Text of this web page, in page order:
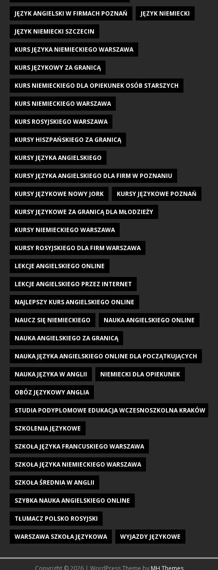
JĘZYK ANGIELSKI W FIRMACH POZNAŃ JĘZYK NIEMIECKI
JĘZYK NIEMIECKI SZCZECIN
KURS JĘZYKA NIEMIECKIEGO WARSZAWA
KURS JĘZYKOWY ZA GRANICĄ
KURS NIEMIECKIEGO DLA OPIEKUNEK OSÓB STARSZYCH
KURS NIEMIECKIEGO WARSZAWA
KURS ROSYJSKIEGO WARSZAWA
KURSY HISZPAŃSKIEGO ZA GRANICĄ
KURSY JĘZYKA ANGIELSKIEGO
KURSY JĘZYKA ANGIELSKIEGO DLA FIRM W POZNANIU
KURSY JĘZYKOWE NOWY JORK KURSY JĘZYKOWE POZNAŃ
KURSY JĘZYKOWE ZA GRANICĄ DLA MŁODZIEŻY
KURSY NIEMIECKIEGO WARSZAWA
KURSY ROSYJSKIEGO DLA FIRM WARSZAWA
LEKCJE ANGIELSKIEGO ONLINE
LEKCJE ANGIELSKIEGO PRZEZ INTERNET
NAJLEPSZY KURS ANGIELSKIEGO ONLINE
NAUCZ SIĘ NIEMIECKIEGO NAUKA ANGIELSKIEGO ONLINE
NAUKA ANGIELSKIEGO ZA GRANICĄ
NAUKA JĘZYKA ANGIELSKIEGO ONLINE DLA POCZĄTKUJĄCYCH
NAUKA JĘZYKA W ANGLII NIEMIECKI DLA OPIEKUNEK
OBÓZ JĘZYKOWY ANGLIA
STUDIA PODYPLOMOWE EDUKACJA WCZESNOSZKOLNA KRAKÓW
SZKOLENIA JĘZYKOWE
SZKOŁA JĘZYKA FRANCUSKIEGO WARSZAWA
SZKOŁA JĘZYKA NIEMIECKIEGO WARSZAWA
SZKOŁA ŚREDNIA W ANGLII
SZYBKA NAUKA ANGIELSKIEGO ONLINE
TŁUMACZ POLSKO ROSYJSKI
WARSZAWA SZKOŁA JĘZYKOWA WYJAZDY JĘZYKOWE
Copyright © 2026 | WordPress Theme by MH Themes